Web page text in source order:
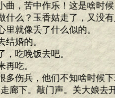
曲，苦中作乐！这是啥时
什么？玉香姑走了，又没
里就像丢了什么似的。
结婚的。
，吃晚饭去吧。
再吃。
多伤兵，他们不知啥时候
下。敲门声。关大娘去